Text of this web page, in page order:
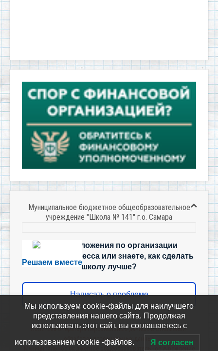
Муниципальное бюджетное общеобразовательное
учреждение "Школа № 141" г.о. Самара
Решаем вместе
Есть предложения по организации
учебного процесса или знаете, как сделать
школу лучше?
Написать о проблеме
Политика-оператора-персональных-данных-в-отношении-
обработки-персональных-данных
Муниципальное бюджетное общеобразовательное учреждение
Мы используем cookie-файлы для наилучшего
представления нашего сайта. Продолжая
использовать этот сайт, вы соглашаетесь с
использованием cookie -файлов. Я согласен